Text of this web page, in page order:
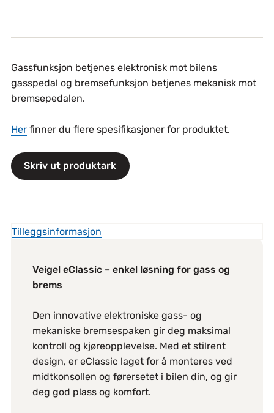
Gassfunksjon betjenes elektronisk mot bilens
gasspedal og bremsefunksjon betjenes mekanisk mot
bremsepedalen.
Herfinner du flere spesifikasjoner for produktet.
Skriv ut produktark
Tilleggsinformasjon
Veigel eClassic – enkel løsning for gass og
brems
Den innovative elektroniske gass- og
mekaniske bremsespaken gir deg maksimal
kontroll og kjøreopplevelse. Med et stilrent
design, er eClassic laget for å monteres ved
midtkonsollen og førersetet i bilen din, og gir
deg god plass og komfort.